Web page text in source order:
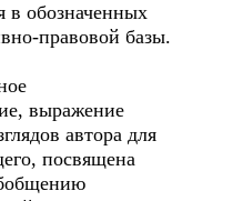
в обозначенных
правовой базы.
выражение
автора для
посвящена